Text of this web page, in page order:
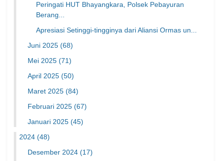
Peringati HUT Bhayangkara, Polsek Pebayuran
Berang...
Apresiasi Setinggi-tingginya dari Aliansi Ormas un...
Juni 2025 (68)
Mei 2025 (71)
April 2025 (50)
Maret 2025 (84)
Februari 2025 (67)
Januari 2025 (45)
2024 (48)
Desember 2024 (17)